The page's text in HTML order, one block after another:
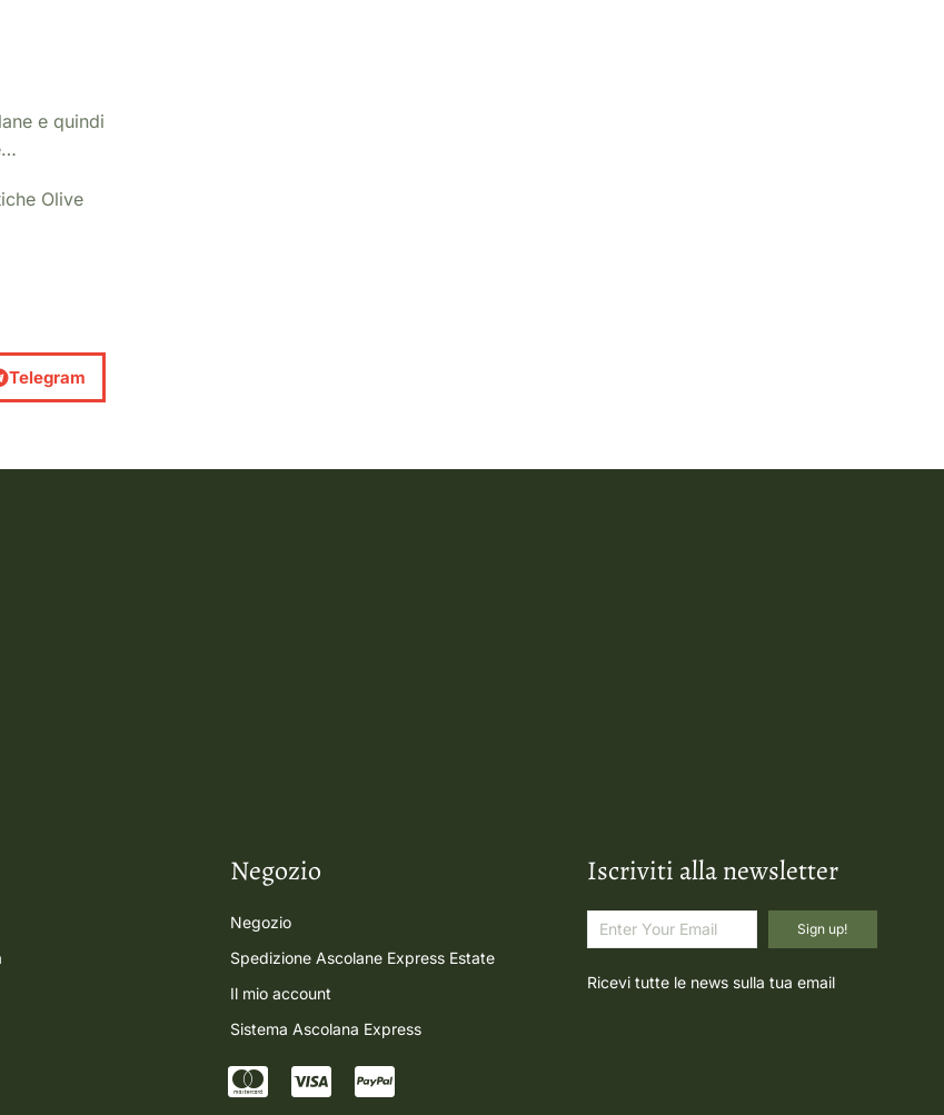
e quindi
Olive
Telegram
Negozio
Negozio
Spedizione Ascolane Express Estate
Il mio account
Sistema Ascolana Express
Iscriviti alla newsletter
Sign up!
Ricevi tutte le news sulla tua email